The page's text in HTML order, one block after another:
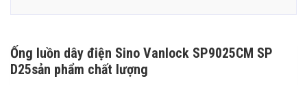
Ống luồn dây điện Sino Vanlock SP9025CM SP
D25sản phẩm chất lượng